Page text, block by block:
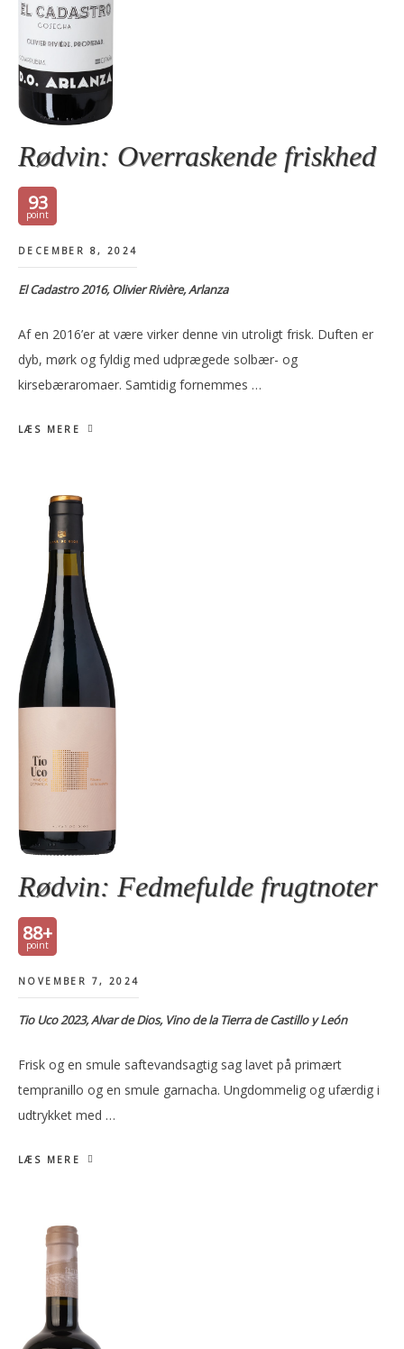
Rødvin: Overraskende friskhed
93
DECEMBER 8, 2024
El Cadastro 2016, Olivier Rivière, Arlanza
Af en 2016’er at være virker denne vin utroligt frisk. Duften er
dyb, mørk og fyldig med udprægede solbær- og
kirsebæraromaer. Samtidig fornemmes …
LÆS MERE
Rødvin: Fedmefulde frugtnoter
88+
NOVEMBER 7, 2024
Tio Uco 2023, Alvar de Dios, Vino de la Tierra de Castillo y León
Frisk og en smule saftevandsagtig sag lavet på primært
tempranillo og en smule garnacha. Ungdommelig og ufærdig i
udtrykket med …
LÆS MERE